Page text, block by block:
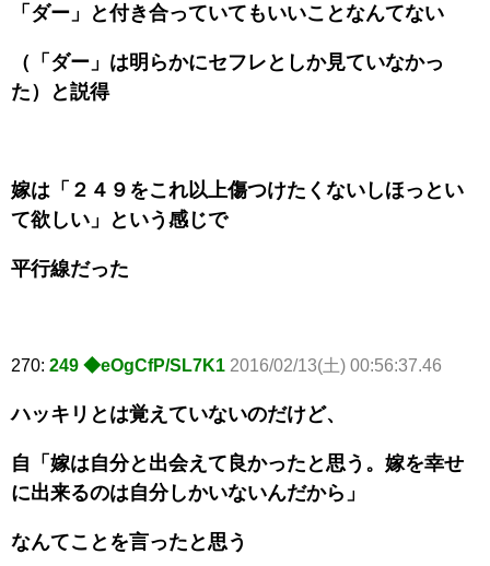
「ダー」と付き合っていてもいいことなんてない
（「ダー」は明らかにセフレとしか見ていなかっ
た）と説得
嫁は「２４９をこれ以上傷つけたくないしほっとい
て欲しい」という感じで
平行線だった
270: 249 ◆eOgCfP/SL7K1 2016/02/13(土) 00:56:37.46
ハッキリとは覚えていないのだけど、
自「嫁は自分と出会えて良かったと思う。嫁を幸せ
に出来るのは自分しかいないんだから」
なんてことを言ったと思う